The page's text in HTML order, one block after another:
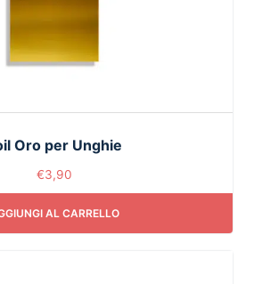
Oro per Unghie
€3,90
AL CARRELLO